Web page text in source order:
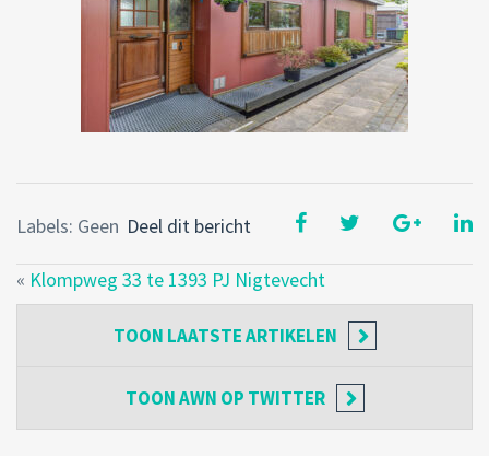
Deel dit bericht
Labels: Geen
« Klompweg 33 te 1393 PJ Nigtevecht
TOON LAATSTE ARTIKELEN
TOONAWN OP TWITTER